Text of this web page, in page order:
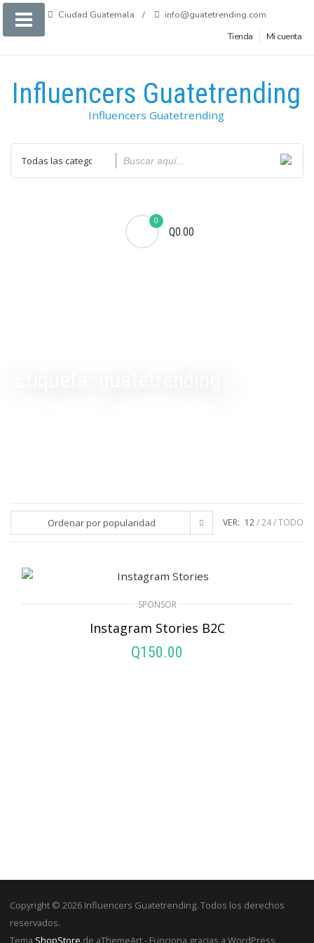
Saltar
Ciudad Guatemala
info@guatetrending.com
Tienda
Mi cuenta
Influencers Guatetrending
Influencers Guatetrending
0
Q0.00
Ordenar por popularidad VER: 12 24 TODO
SPONSOR
Instagram Stories B2C
Q150.00
Copyright © 2026 Influencers Guatetrending. Todos los derechos
reservados.
Tema ShopStore de aThemeArt - Funciona gracias a WordPress